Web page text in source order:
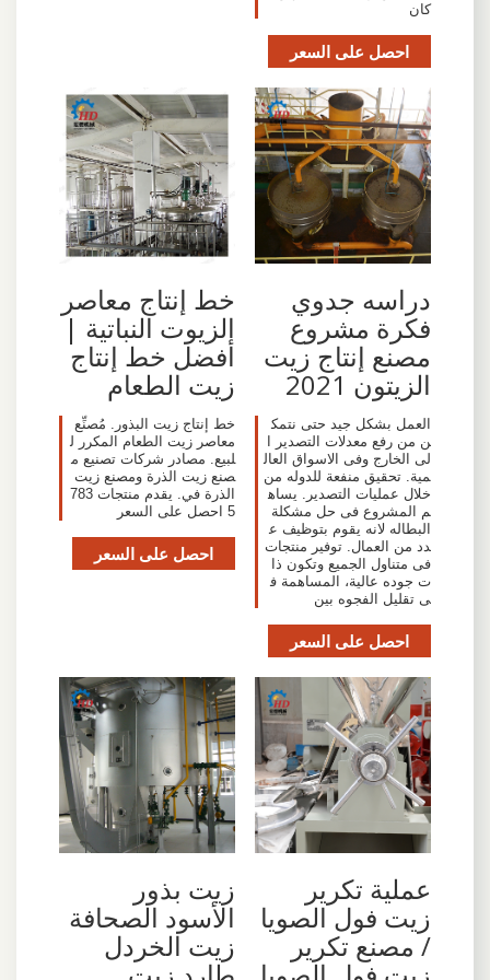
كان
احصل على السعر
دراسه جدوي
فكرة مشروع
مصنع إنتاج زيت
الزيتون 2021
العمل بشكل جيد حتى نتمك
ن من رفع معدلات التصدير ا
لى الخارج وفى الاسواق العال
مية. تحقيق منفعة للدوله من
خلال عمليات التصدير. يساه
م المشروع فى حل مشكلة
البطاله لانه يقوم بتوظيف ع
دد من العمال. توفير منتجات
فى متناول الجميع وتكون ذا
ت جوده عالية، المساهمة ف
ى تقليل الفجوه بين
احصل على السعر
خط إنتاج معاصر
الزيوت النباتية |
أفضل خط إنتاج
زيت الطعام
خط إنتاج زيت البذور. مُصنِّع
معاصر زيت الطعام المكرر ل
لبيع. مصادر شركات تصنيع م
صنع زيت الذرة ومصنع زيت
الذرة في. يقدم منتجات 783
5 احصل على السعر
احصل على السعر
عملية تكرير
زيت فول الصويا
/ مصنع تكرير
زيت بذور
الأسود الصحافة
زيت الخردل